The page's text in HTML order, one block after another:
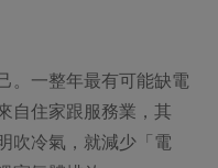
。一整年最有可能缺電
自住家跟服務業，其
吹冷氣，就減少「電